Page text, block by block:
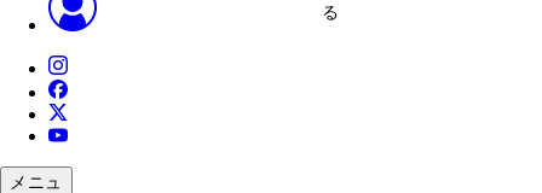
る
メニュ